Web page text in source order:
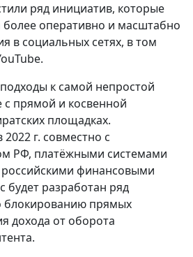
ряд инициатив, которые
более оперативно и масштабно
в социальных сетях, в том
к самой непростой
прямой и косвенной
площадках.
г. совместно с
РФ, платёжными системами
финансовыми
будет разработан ряд
блокированию прямых
дохода от оборота